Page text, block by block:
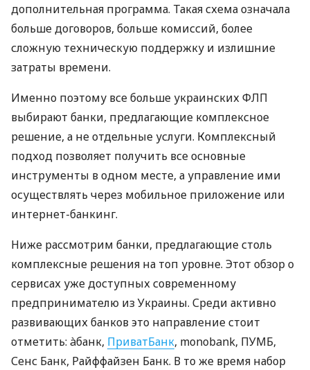
дополнительная программа. Такая схема означала
больше договоров, больше комиссий, более
сложную техническую поддержку и излишние
затраты времени.
Именно поэтому все больше украинских ФЛП
выбирают банки, предлагающие комплексное
решение, а не отдельные услуги. Комплексный
подход позволяет получить все основные
инструменты в одном месте, а управление ими
осуществлять через мобильное приложение или
интернет-банкинг.
Ниже рассмотрим банки, предлагающие столь
комплексные решения на топ уровне. Этот обзор о
сервисах уже доступных современному
предпринимателю из Украины. Среди активно
развивающих банков это направление стоит
отметить: àбанк, ПриватБанк, monobank, ПУМБ,
Сенс Банк, Райффайзен Банк. В то же время набор